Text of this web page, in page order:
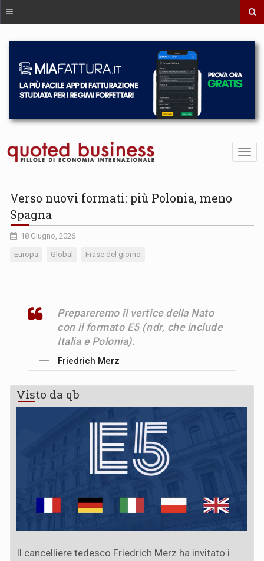
Verso nuovi formati: più Polonia, meno
Spagna
18 Giugno, 2026
Europa Global Frase del giorno
Prepareremo il vertice della Nato
con il formato E5 (ndr, che include
Italia e Polonia).
Friedrich Merz
Visto da qb
Il cancelliere tedesco Friedrich Merz ha invitato i